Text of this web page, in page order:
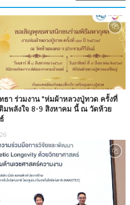
า ร่วมงาน "ห่มผ้าหลวงปู่ทวด ครั้งที่
มพลังใจ 8-9 สิงหาคม นี้ ณ วัดห้วย